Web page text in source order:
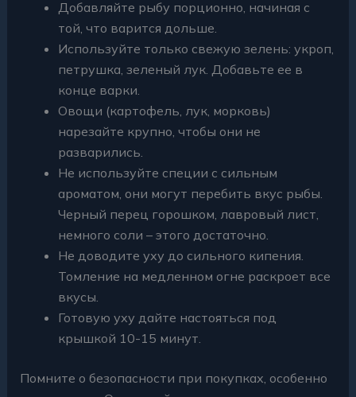
Добавляйте рыбу порционно, начиная с
той, что варится дольше.
Используйте только свежую зелень: укроп,
петрушка, зеленый лук. Добавьте ее в
конце варки.
Овощи (картофель, лук, морковь)
нарезайте крупно, чтобы они не
разварились.
Не используйте специи с сильным
ароматом, они могут перебить вкус рыбы.
Черный перец горошком, лавровый лист,
немного соли – этого достаточно.
Не доводите уху до сильного кипения.
Томление на медленном огне раскроет все
вкусы.
Готовую уху дайте настояться под
крышкой 10-15 минут.
Помните о безопасности при покупках, особенно